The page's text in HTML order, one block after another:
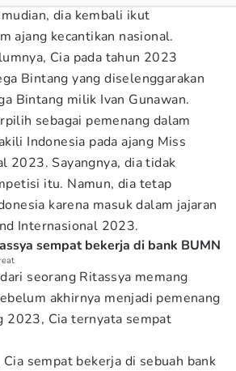
dia kembali ikut
ajang kecantikan nasional.
Cia pada tahun 2023
Bintang yang diselenggarakan
Bintang milik Ivan Gunawan.
sebagai pemenang dalam
Indonesia pada ajang Miss
2023. Sayangnya, dia tidak
itu. Namun, dia tetap
karena masuk dalam jajaran
Internasional 2023.
sempat bekerja di bank BUMN
seorang Ritassya memang
akhirnya menjadi pemenang
2023, Cia ternyata sempat
sempat bekerja di sebuah bank